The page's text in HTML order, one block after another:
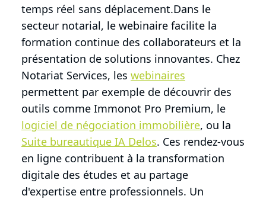
temps réel sans déplacement.Dans le
secteur notarial, le webinaire facilite la
formation continue des collaborateurs et la
présentation de solutions innovantes. Chez
Notariat Services, les webinaires
permettent par exemple de découvrir des
outils comme Immonot Pro Premium, le
logiciel de négociation immobilière, ou la
Suite bureautique IA Delos. Ces rendez-vous
en ligne contribuent à la transformation
digitale des études et au partage
d'expertise entre professionnels. Un